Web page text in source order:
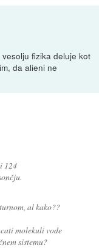
fizika deluje kot
da alieni ne
124
al kako??
molekuli vode
sistemu?